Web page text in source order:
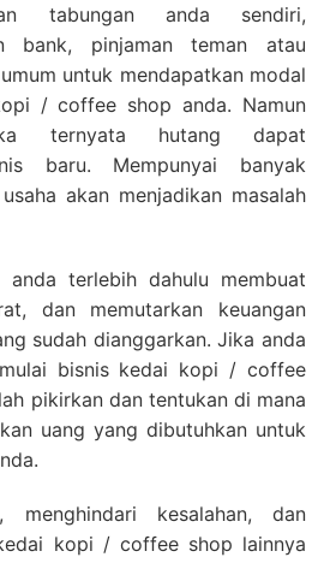
tabungan anda sendiri,
bank, pinjaman teman atau
untuk mendapatkan modal
/ coffee shop anda. Namun
ternyata hutang dapat
baru. Mempunyai banyak
akan menjadikan masalah
terlebih dahulu membuat
dan memutarkan keuangan
sudah dianggarkan. Jika anda
bisnis kedai kopi / coffee
pikirkan dan tentukan di mana
uang yang dibutuhkan untuk
menghindari kesalahan, dan
kopi / coffee shop lainnya